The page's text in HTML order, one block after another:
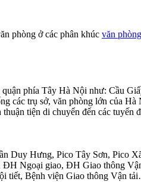
phòng ở các phân khúc văn
phía Tây Hà Nội như: Cầu
các trụ sở, văn phòng lớn của
tiện di chuyển đến các
Duy Hưng, Pico Tây Sơn, Pico
ĐH Ngoại giao, ĐH Giao thông
tiết, Bệnh viện Giao thông Vận